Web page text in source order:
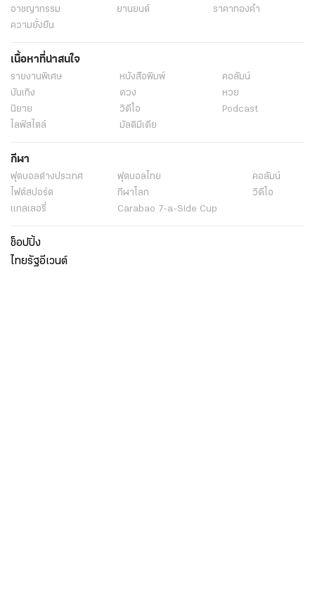
อาชญากรรม
ยานยนต์
ราคาทองคำ
ความยั่งยืน
เนื้อหาที่น่าสนใจ
รายงานพิเศษ หนังสือพิมพ์
คอลัมน์
บันเทิง
ดวง
หวย
นิยาย
วิดีโอ
Podcast
ไลฟ์สไตล์
มัลติมีเดีย
กีฬา
ฟุตบอลต่่างประเทศ ฟุตบอลไทย
คอลัมน์
ไฟต์สปอร์ต
กีฬาโลก
วิดีโอ
แกลเลอรี่
Carabao 7-a-Side Cup
ช็อปปิ้ง
ไทยรัฐอีเวนต์